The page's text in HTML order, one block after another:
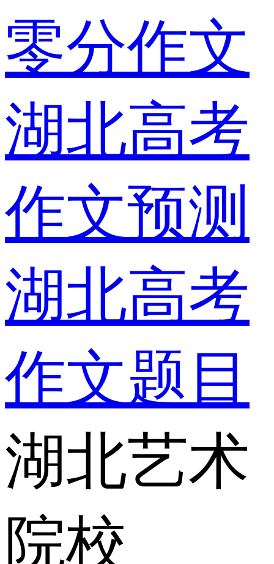
零分作文
湖北高考
作文预测
湖北高考
作文题目
湖北艺术
院校